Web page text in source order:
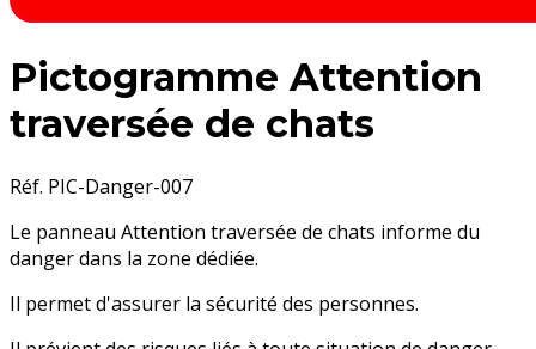
Pictogramme Attention
traversée de chats
Réf. PIC-Danger-007
Le panneau Attention traversée de chats informe du
danger dans la zone dédiée.
Il permet d'assurer la sécurité des personnes.